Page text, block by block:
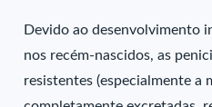
Devido ao desenvolvimento
nos recém-nascidos, as
resistentes (especialmente a